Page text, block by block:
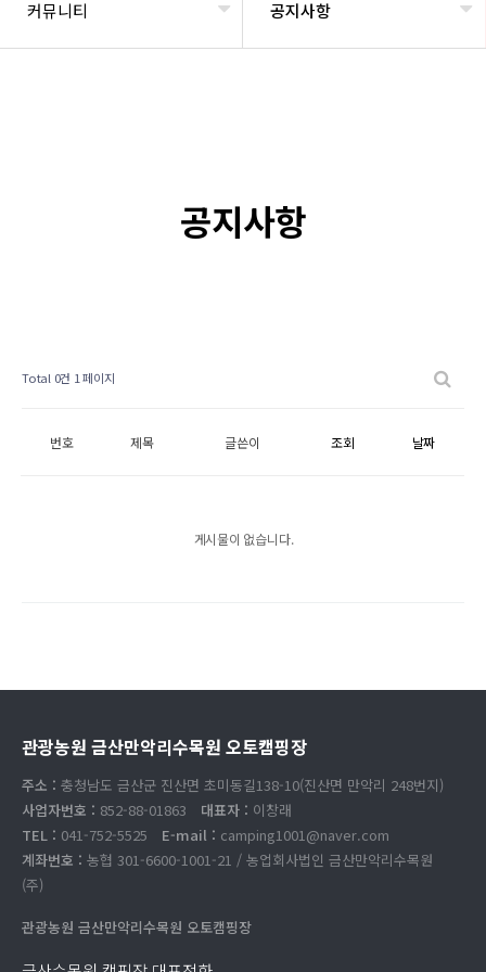
커뮤니티 공지사항
공지사항
Total 0건 1 페이지
번호 제목 글쓴이 조회 날짜
게시물이 없습니다.
관광농원 금산만악리수목원 오토캠핑장
주소 : 충청남도 금산군 진산면 초미동길138-10(진산면 만악리 248번지)
사업자번호 : 852-88-01863 대표자 : 이창래
TEL : 041-752-5525 E-mail : camping1001@naver.com
계좌번호 : 농협 301-6600-1001-21 / 농업회사법인 금산만악리수목원
(주)
관광농원 금산만악리수목원 오토캠핑장